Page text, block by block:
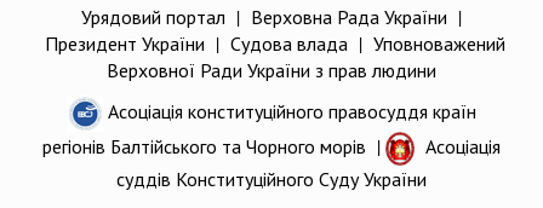
Урядовий портал | Верховна Рада України |
Президент України | Судова влада| Уповноважений
Верховної Ради України з прав людини
Асоціація конституційного правосуддя країн
регіонів Балтійського та Чорного морів |
Асоціація
суддів Конституційного Суду України